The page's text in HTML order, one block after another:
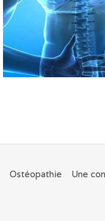
Ostéopathie Une